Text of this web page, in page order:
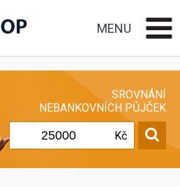
MENU
SROVNÁNÍ
NEBANKOVNÍCH PŮJČEK
Kč